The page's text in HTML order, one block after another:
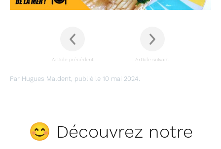
Article précédent Article suivant
Par Hugues Maldent, publié le 10 mai 2024.
😊 Découvrez notre